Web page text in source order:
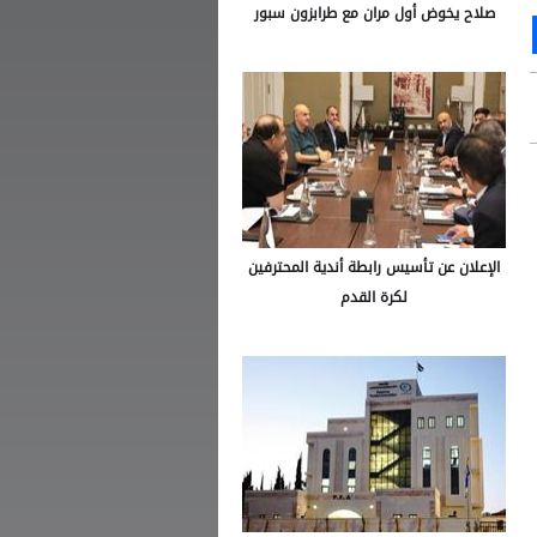
صلاح يخوض أول مران مع طرابزون سبور
الإعلان عن تأسيس رابطة أندية المحترفين
لكرة القدم